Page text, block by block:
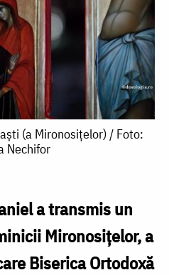
(a Mironosițelor) / Foto:
Nechifor
a transmis un
Mironosițelor, a
Biserica Ortodoxă